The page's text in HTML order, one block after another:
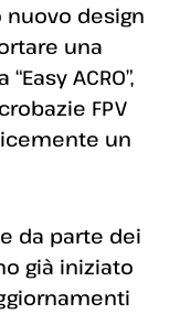
nuovo design
una
ACRO”,
FPV
un
da parte dei
già iniziato